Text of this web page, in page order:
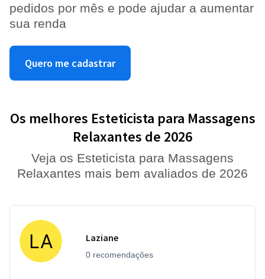
pedidos por mês e pode ajudar a aumentar
sua renda
Quero me cadastrar
Os melhores Esteticista para Massagens
Relaxantes de 2026
Veja os Esteticista para Massagens
Relaxantes mais bem avaliados de 2026
Laziane
0 recomendações